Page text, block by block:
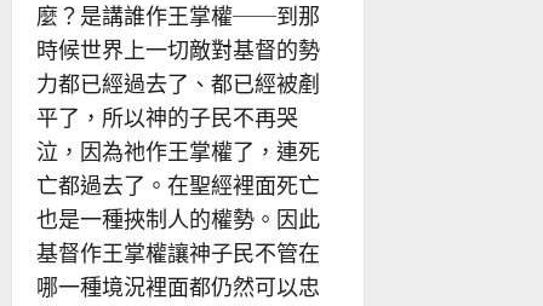
麼？是講誰作王掌權──到那
時候世界上一切敵對基督的勢
力都已經過去了、都已經被剷
平了，所以神的子民不再哭
泣，因為祂作王掌權了，連死
亡都過去了。在聖經裡面死亡
也是一種挾制人的權勢。因此
基督作王掌權讓神子民不管在
哪一種境況裡面都仍然可以忠